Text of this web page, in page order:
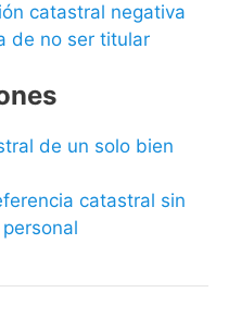
catastral negativa
de no ser titular
de un solo bien
catastral sin